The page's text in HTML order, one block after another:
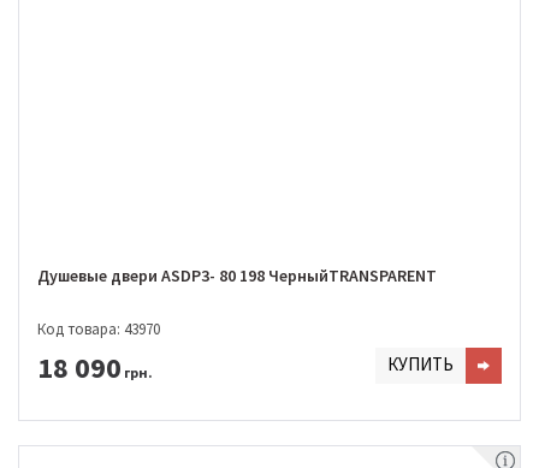
Душевые двери ASDP3- 80 198 ЧерныйTRANSPARENT
Код товара: 43970
18 090 грн. КУПИТЬ